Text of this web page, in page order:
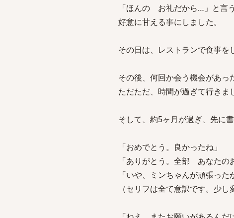
「ほんの お礼だから…」と言う
好意に甘える事にしました。
その日は、レストランで食事を
その後、何回か会う機会があっ
ただただ、時間が過ぎて行きま
そして、約5ヶ月が過ぎ、先に
「おめでとう。良かったね」
「ありがとう。全部 あなたの
「いや、ミンちゃんが頑張った
（セリフは全て意訳です。少